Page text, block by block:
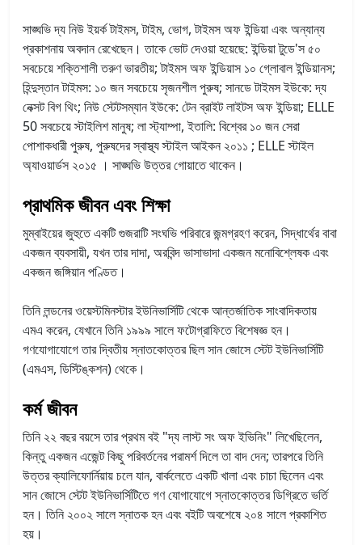
সাঙ্ঘভি দ্য নিউ ইয়র্ক টাইমস, টাইম, ভোগ, টাইমস অফ ইন্ডিয়া এবং অন্যান্য
প্রকাশনায় অবদান রেখেছেন। তাকে ভোট দেওয়া হয়েছে: ইন্ডিয়া টুডে'স ৫০
সবচেয়ে শক্তিশালী তরুণ ভারতীয়; টাইমস অফ ইন্ডিয়াস ১০ গ্লোবাল ইন্ডিয়ানস;
হিন্দুস্তান টাইমস: ১০ জন সবচেয়ে সৃজনশীল পুরুষ; সানডে টাইমস ইউকে: দ্য
নেক্সট বিগ থিং; নিউ স্টেটসম্যান ইউকে: টেন ব্রাইট লাইটস অফ ইন্ডিয়া; ELLE
50 সবচেয়ে স্টাইলিশ মানুষ; লা স্ট্যাম্পা, ইতালি: বিশ্বের ১০ জন সেরা
পোশাকধারী পুরুষ, পুরুষদের স্বাস্থ্য স্টাইল আইকন ২০১১ ; ELLE স্টাইল
অ্যাওয়ার্ডস ২০১৫ । সাঙ্ঘভি উত্তর গোয়াতে থাকেন।
প্রাথমিক জীবন এবং শিক্ষা
মুম্বাইয়ের জুহুতে একটি গুজরাটি সংঘভি পরিবারে জন্মগ্রহণ করেন, সিদ্ধার্থের বাবা
একজন ব্যবসায়ী, যখন তার দাদা, অরবিন্দ ভাসাভাদা একজন মনোবিশ্লেষক এবং
একজন জঙ্গিয়ান পণ্ডিত।
তিনি লন্ডনের ওয়েস্টমিনস্টার ইউনিভার্সিটি থেকে আন্তর্জাতিক সাংবাদিকতায়
এমএ করেন, যেখানে তিনি ১৯৯৯ সালে ফটোগ্রাফিতে বিশেষজ্ঞ হন।
গণযোগাযোগে তার দ্বিতীয় স্নাতকোত্তর ছিল সান জোসে স্টেট ইউনিভার্সিটি
(এমএস, ডিস্টিঙ্কশন) থেকে।
কর্ম জীবন
তিনি ২২ বছর বয়সে তার প্রথম বই "দ্য লাস্ট সং অফ ইভিনিং" লিখেছিলেন,
কিন্তু একজন এজেন্ট কিছু পরিবর্তনের পরামর্শ দিলে তা বাদ দেন; তারপরে তিনি
উত্তর ক্যালিফোর্নিয়ায় চলে যান, বার্কলেতে একটি খালা এবং চাচা ছিলেন এবং
সান জোসে স্টেট ইউনিভার্সিটিতে গণ যোগাযোগে স্নাতকোত্তর ডিগ্রিতে ভর্তি
হন। তিনি ২০০২ সালে স্নাতক হন এবং বইটি অবশেষে ২০৪ সালে প্রকাশিত
হয়।